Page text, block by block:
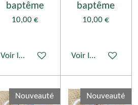
baptême
10,00 €
Voir les détails
baptême
10,00 €
Voir les détails
Nouveauté Nouveauté